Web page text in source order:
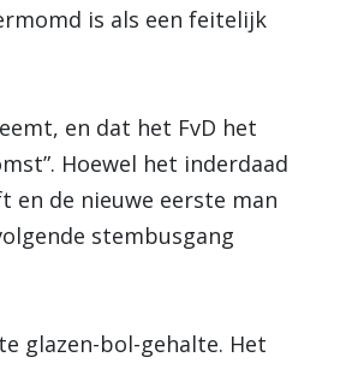
is als een feitelijk
en dat het FvD het
Hoewel het inderdaad
en de nieuwe eerste man
stembusgang
glazen-bol-gehalte. Het